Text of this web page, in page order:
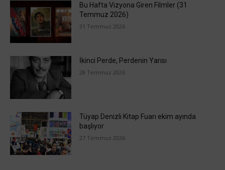
Bu Hafta Vizyona Giren Filmler (31
Temmuz 2026)
31 Temmuz 2026
İkinci Perde, Perdenin Yarısı
28 Temmuz 2026
Tüyap Denizli Kitap Fuarı ekim ayında
başlıyor
27 Temmuz 2026